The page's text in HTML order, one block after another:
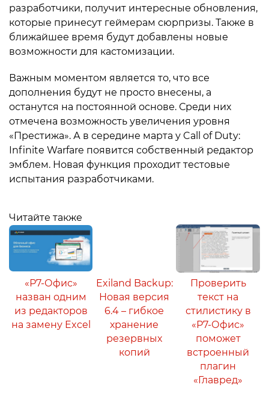
разработчики, получит интересные обновления,
которые принесут геймерам сюрпризы. Также в
ближайшее время будут добавлены новые
возможности для кастомизации.
Важным моментом является то, что все
дополнения будут не просто внесены, а
останутся на постоянной основе. Среди них
отмечена возможность увеличения уровня
«Престижа». А в середине марта у Call of Duty:
Infinite Warfare появится собственный редактор
эмблем. Новая функция проходит тестовые
испытания разработчиками.
Читайте также
«Р7-Офис»
назван одним
из редакторов
на замену Excel
Exiland Backup:
Новая версия
6.4 – гибкое
хранение
резервных
копий
Проверить
текст на
стилистику в
«Р7-Офис»
поможет
встроенный
плагин
«Главред»